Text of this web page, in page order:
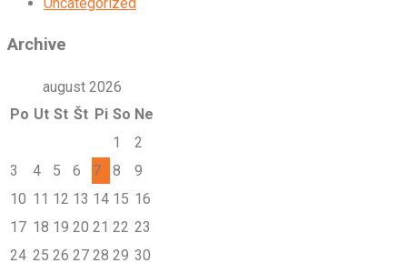
Uncategorized
Archive
august 2026
Po Ut St Št Pi So Ne
1
2
3
4 5 6 7 8
9
10 11 12 13 14 15 16
17 18 19 20 21 22 23
24 25 26 27 28 29 30